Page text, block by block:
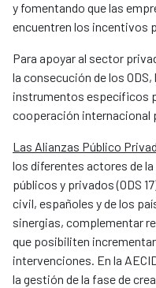
y fomentando que las
encuentren los incentivos
Para apoyar al sector
la consecución de los
instrumentos específicos
cooperación internacional
Las Alianzas Público
los diferentes actores de
públicos y privados (ODS
civil, españoles y de los
sinergias, complementar
que posibiliten
intervenciones. En la
la gestión de la fase de